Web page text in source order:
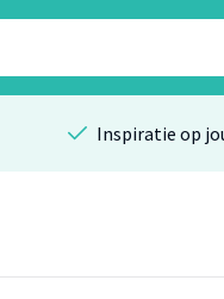
Inspiratie op